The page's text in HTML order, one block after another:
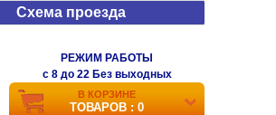
Схема проезда
РЕЖИМ РАБОТЫ
c 8 до 22 Без выходных
В КОРЗИНЕ
ТОВАРОВ : 0